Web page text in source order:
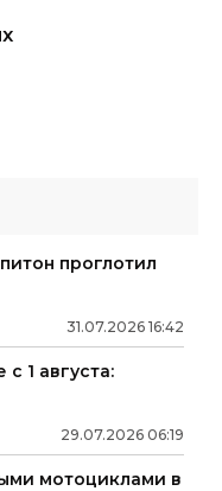
проглотил
31.07.2026 16:42
1 августа:
29.07.2026 06:19
мотоциклами в